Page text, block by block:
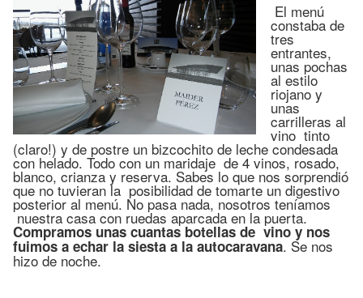
El menú
constaba de
tres
entrantes,
unas pochas
al estilo
riojano y
unas
carrilleras al
vino tinto
(claro!) y de postre un bizcochito de leche condesada
con helado. Todo con un maridaje de 4 vinos, rosado,
blanco, crianza y reserva. Sabes lo que nos sorprendió
que no tuvieran la posibilidad de tomarte un digestivo
posterior al menú. No pasa nada, nosotros teníamos
nuestra casa con ruedas aparcada en la puerta.
Compramos unas cuantas botellas de vino y nos
fuimos a echar la siesta a la autocaravana. Se nos
hizo de noche.